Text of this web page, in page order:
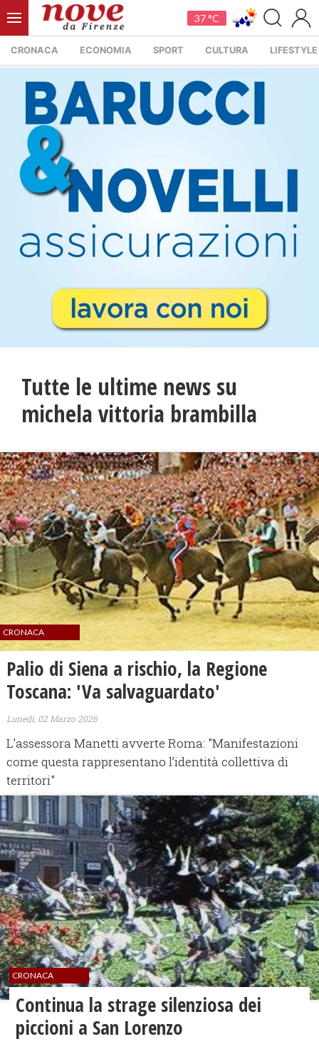
37 °C
CRONACA ECONOMIA SPORT CULTURA LIFESTYLE
Tutte le ultime news su
michela vittoria brambilla
CRONACA
Palio di Siena a rischio, la Regione
Toscana: 'Va salvaguardato'
Lunedì, 02 Marzo 2026
L'assessora Manetti avverte Roma: "Manifestazioni
come questa rappresentano l’identità collettiva di
territori"
CRONACA
Continua la strage silenziosa dei
piccioni a San Lorenzo